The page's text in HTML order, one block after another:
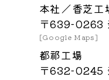
本社／香芝工
〒639-0263
[Google Maps]
都祁工場
〒632-0245